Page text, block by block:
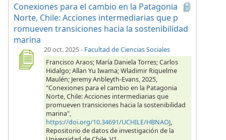
Conexiones para el cambio en la Patagonia
Norte, Chile: Acciones intermediarias que p
romueven transiciones hacia la sostenibilidad
marina
20 oct. 2025- Facultad de Ciencias Sociales
Francisco Araos; María Daniela Torres; Carlos
Hidalgo; Allan Yu Iwama; Wladimir Riquelme
Maulén; Jeremy Anbleyth-Evans, 2025,
"Conexiones para el cambio en la Patagonia
Norte, Chile: Acciones intermediarias que
promueven transiciones hacia la sostenibilidad
marina",
https://doi.org/10.34691/UCHILE/HBNAOJ,
Repositorio de datos de investigación de la